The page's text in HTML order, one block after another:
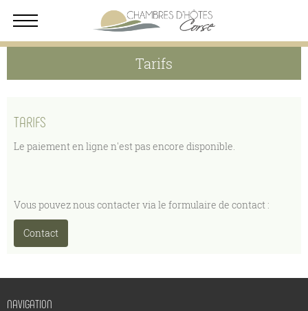
Tarifs
TARIFS
Le paiement en ligne n'est pas encore disponible.
Vous pouvez nous contacter via le formulaire de contact :
Contact
NAVIGATION